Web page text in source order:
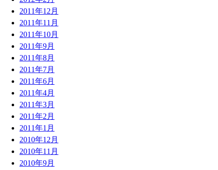
2011年12月
2011年11月
2011年10月
2011年9月
2011年8月
2011年7月
2011年6月
2011年4月
2011年3月
2011年2月
2011年1月
2010年12月
2010年11月
2010年9月